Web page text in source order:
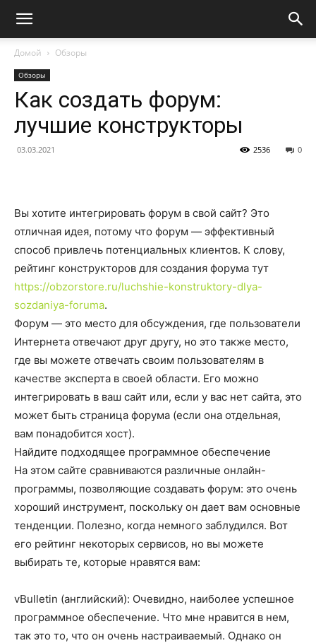
Домой Обзоры
Обзоры
Как создать форум:
лучшие конструкторы
03.03.2021 0
2536
Вы хотите интегрировать форум в свой сайт? Это
отличная идея, потому что форум — эффективный
способ привлечь потенциальных клиентов. К слову,
рейтинг конструкторов для создания форума тут
https://obzorstore.ru/luchshie-konstruktory-dlya-
sozdaniya-foruma.
Форум — это место для обсуждения, где пользователи
Интернета отвечают друг другу, но это также место,
где вы можете отвечать своим пользователям в
качестве эксперта в своей области. Его можно
интегрировать в ваш сайт или, если у вас нет сайта, это
может быть страница форума (если она отдельная,
вам понадобится хост).
Найдите подходящее программное обеспечение
На этом сайте сравниваются различные онлайн-
программы, позволяющие создавать форум: это очень
хороший инструмент, поскольку он дает вам основные
тенденции. Полезно, когда немного заблудился. Вот
его рейтинг некоторых сервисов, но вы можете
выбирать те, которые нравятся вам:
vBulletin (английский): Очевидно, наиболее успешное
программное обеспечение. Что мне нравится в нем,
так это то, что он очень настраиваемый. Однако он